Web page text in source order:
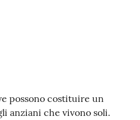
possono costituire un
anziani che vivono soli.